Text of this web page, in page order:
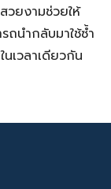
ยงามช่วยให้
นำกลับมาใช้ซ้ำ
เวลาเดียวกัน